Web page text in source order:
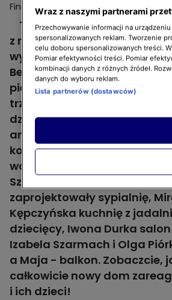
Finał "Remontu razem": Ewa i jej
mają prawdziwy dom!
Tuż po tym, jak
z rodziną przeprowadziła się
wymarzonego domu,
Bernard odziedziczył po niej
pieniędzy odłożonych na
trzeba było przeznaczyć na
dziecka. Nie udało się więc
ani urządzić domu. Tego
kobieca ekipa
wodzą Mai Popielarskiej.
Szelągowska i Marika Jóźwiak
zaprojektowały sypialnię,
Kępczyńska kuchnię z
dziecięcy, Iwona Durka salon
Izabela Szarmach i Olga
a Maja - balkon. Zobaczcie,
całkowicie nowy dom
i ich dzieci!
Wraz z naszymi partnerami
Przechowywanie informacji na
spersonalizowanych reklam. Tworzenie
celu doboru spersonalizowanych treści.
Pomiar efektywności treści. Pomiar
kombinacji danych z różnych źródeł.
danych do wyboru reklam.
Lista partnerów (dostawców)